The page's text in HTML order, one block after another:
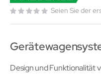
Seien Sie der
Design und Funktionalität